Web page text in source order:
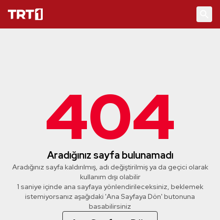
404
Aradığınız sayfa bulunamadı
Aradığınız sayfa kaldırılmış, adı değiştirilmiş ya da geçici olarak
kullanım dışı olabilir
1 saniye içinde ana sayfaya yönlendirileceksiniz, beklemek
istemiyorsanız aşağıdaki 'Ana Sayfaya Dön' butonuna
basabilirsiniz